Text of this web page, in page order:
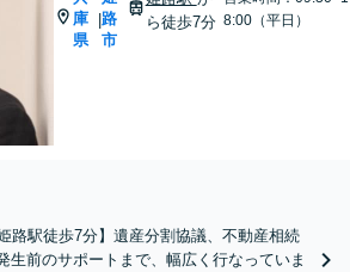
庫
県
|路
市
ら徒歩7分 8:00（平日）
路駅徒歩7分】遺産分割協議、不動産相続
生前のサポートまで、幅広く行なっていま